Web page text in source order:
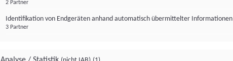
2 Partner
Identifikation von Endgeräten anhand automatisch übermittelter Informationen
3 Partner